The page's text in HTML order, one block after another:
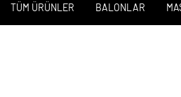
TÜM ÜRÜNLER BALONLAR